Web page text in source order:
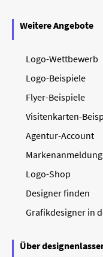
Weitere Angebote
Logo-Wettbewerb
Logo-Beispiele
Flyer-Beispiele
Visitenkarten-
Agentur-Account
Markenanmeldung
Logo-Shop
Designer finden
Grafikdesigner in
Über